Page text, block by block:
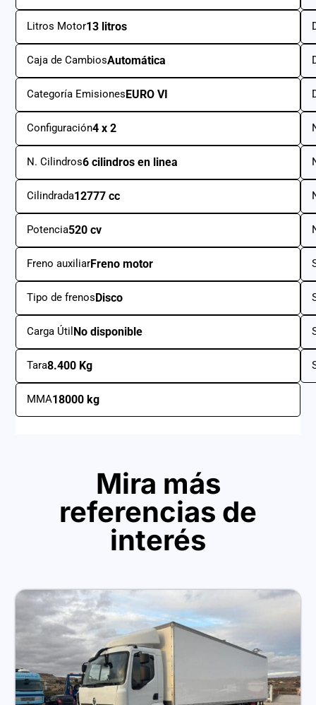
Litros Motor13 litros
Caja de CambiosAutomática
Categoría EmisionesEURO VI
Configuración4 x 2
N. Cilindros6 cilindros en linea
Cilindrada12777 cc
Potencia520 cv
Freno auxiliarFreno motor
Tipo de frenosDisco
Carga Útil No disponible
Tara8.400 Kg
MMA18000 kg
Mira más
referencias de
interés